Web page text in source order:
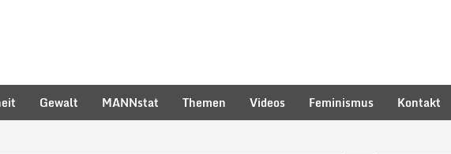
Gewalt MANNstat Themen Videos Feminismus Kontakt